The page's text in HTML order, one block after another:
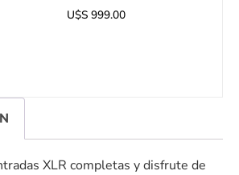
U$S 999.00
XLR completas y disfrute de